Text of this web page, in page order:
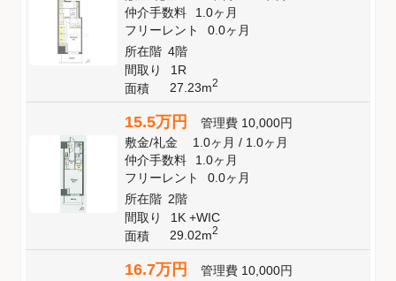
仲介手数料
1.0ヶ月
フリーレント
0.0ヶ月
所在階 4階
間取り
1R
面積
27.23m2
15.5万円 管理費 10,000円
敷金/礼金 1.0ヶ月/ 1.0ヶ月
仲介手数料
1.0ヶ月
フリーレント
0.0ヶ月
所在階 2階
間取り
1K +WIC
面積
29.02m2
16.7万円 管理費 10,000円